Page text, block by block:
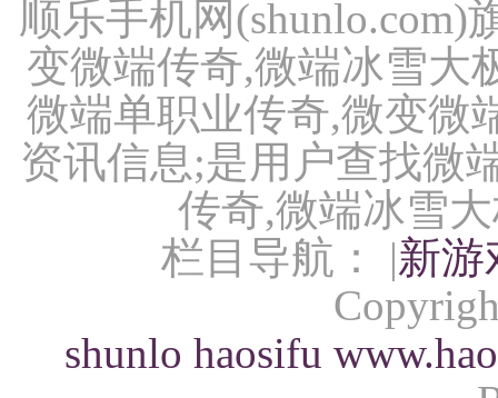
顺乐手机网
变微端传奇,微端冰雪大
微端单职业传奇,微变微
资讯信息;是用户查找微
传奇,微端冰雪
栏目导航： |新游
shunlo haosifu